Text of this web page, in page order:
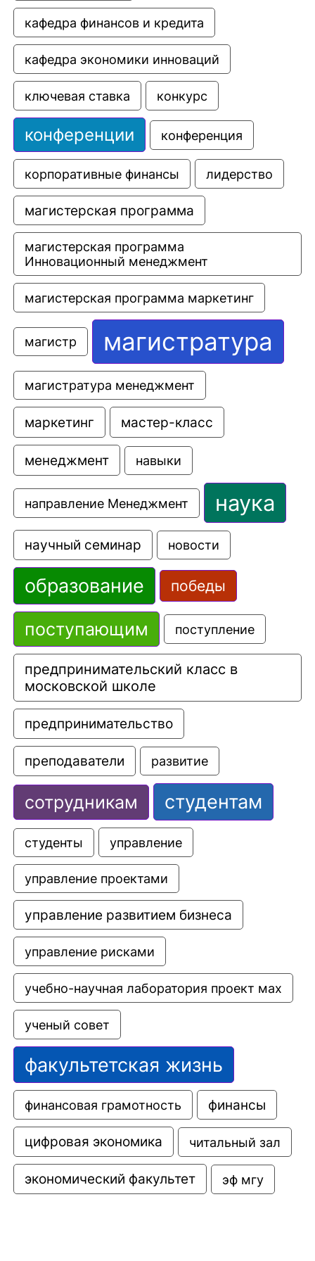
кафедра финансов и кредита
кафедра экономики инноваций
ключевая ставка конкурс
конференции конференция
корпоративные финансы лидерство
магистерская программа
магистерская программа
Инновационный менеджмент
магистерская программа маркетинг
магистр магистратура
магистратура менеджмент
маркетинг мастер-класс
менеджмент навыки
направление Менеджмент наука
научный семинар новости
образование победы
поступающим поступление
предпринимательский класс в
московской школе
предпринимательство
преподаватели развитие
сотрудникам студентам
студенты управление
управление проектами
управление развитием бизнеса
управление рисками
учебно-научная лаборатория проект мах
ученый совет
факультетская жизнь
финансовая грамотность финансы
цифровая экономика читальный зал
экономический факультет эф мгу